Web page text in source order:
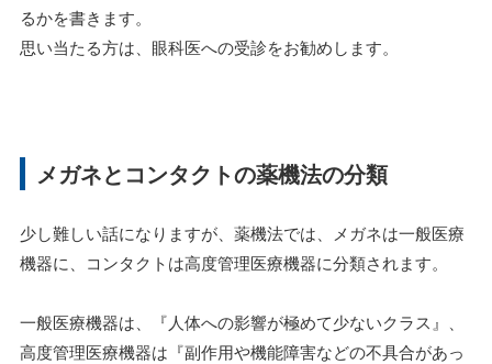
るかを書きます。
思い当たる方は、眼科医への受診をお勧めします。
メガネとコンタクトの薬機法の分類
少し難しい話になりますが、薬機法では、メガネは一般医療
機器に、コンタクトは高度管理医療機器に分類されます。
一般医療機器は、『人体への影響が極めて少ないクラス』、
高度管理医療機器は『副作用や機能障害などの不具合があっ